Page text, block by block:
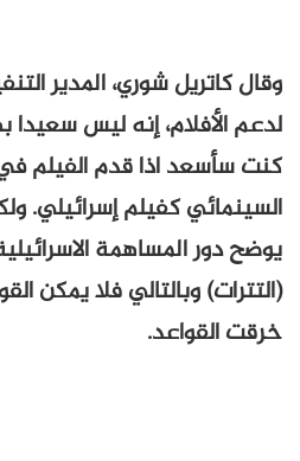
وقال كاتريل شوري، المدير
لدعم الأفلام، إنه ليس سعيدا
كنت سأسعد اذا قدم الفيلم
السينمائي كفيلم إسرائيلي.
يوضح دور المساهمة
(التترات) وبالتالي فلا يمكن
خرقت القواعد.